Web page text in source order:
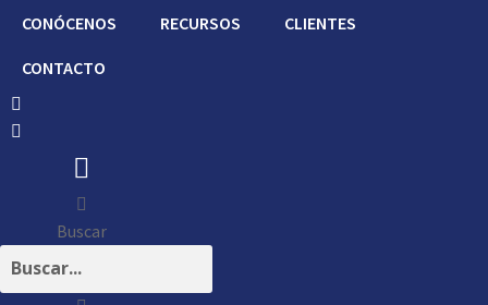
CONÓCENOS RECURSOS CLIENTES
CONTACTO
Buscar